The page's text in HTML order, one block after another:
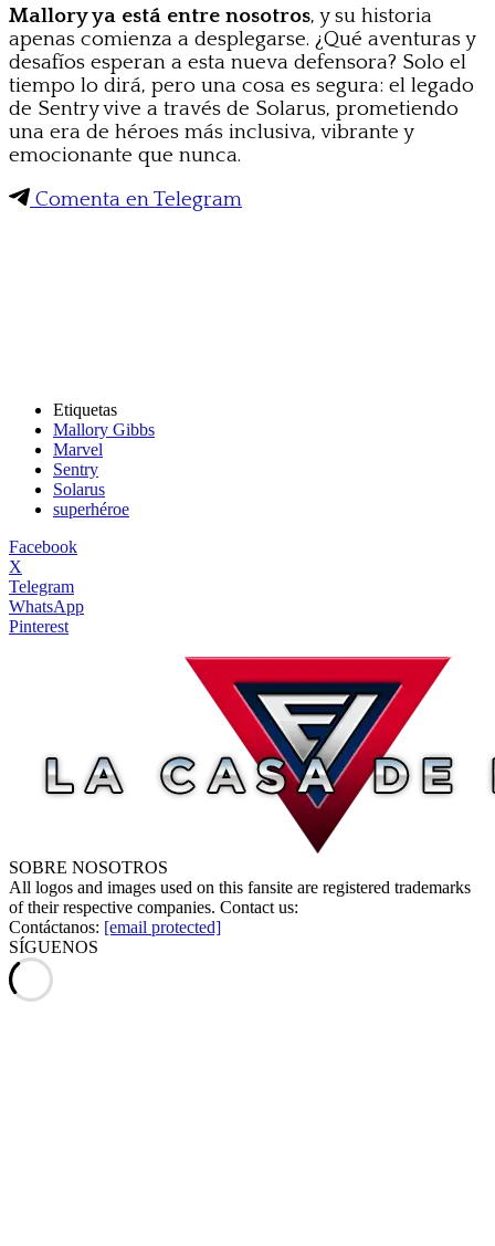
Mallory ya está entre nosotros, y su historia
apenas comienza a desplegarse. ¿Qué aventuras y
desafíos esperan a esta nueva defensora? Solo el
tiempo lo dirá, pero una cosa es segura: el legado
de Sentry vive a través de Solarus, prometiendo
una era de héroes más inclusiva, vibrante y
emocionante que nunca.
Comenta en Telegram
Etiquetas
Mallory Gibbs
Marvel
Sentry
Solarus
superhéroe
Facebook
X
Telegram
WhatsApp
Pinterest
SOBRE NOSOTROS
All logos and images used on this fansite are registered trademarks
of their respective companies. Contact us:
Contáctanos: [email protected]
SÍGUENOS